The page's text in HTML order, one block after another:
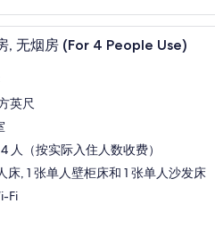
羽绒被、客房内保
, 无烟房 (For 4 People Use)
10 分
英尺
人（按实际入住人数收费）
床, 1 张单人壁柜床和 1 张单人沙发床
Fi